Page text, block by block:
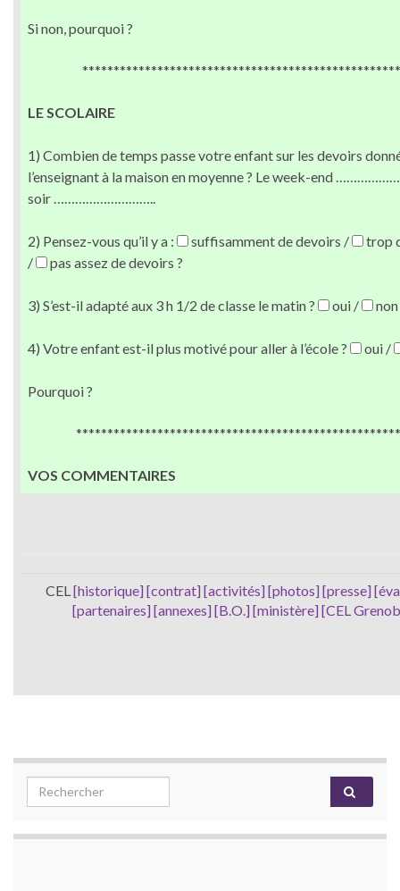
Si non, pourquoi ?
LE SCOLAIRE
1) Combien de temps passe votre enfant sur les devoirs
l’enseignant à la maison en moyenne ? Le week-end
soir ………………………..
2) Pensez-vous qu’il y a : suffisamment de devoirs /
trop
/
pas assez de devoirs ?
3) S’est-il adapté aux 3 h 1/2 de classe le matin ? oui / non
4) Votre enfant est-il plus motivé pour aller à l’école ? oui /
Pourquoi ?
VOS COMMENTAIRES
CEL [historique][contrat][activités][photos][presse]
[partenaires][annexes][B.O.][ministère][CEL
Search for: